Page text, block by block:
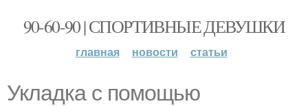
90-60-90 | СПОРТИВНЫЕ ДЕВУШКИ
главная новости статьи
Укладка с помощью